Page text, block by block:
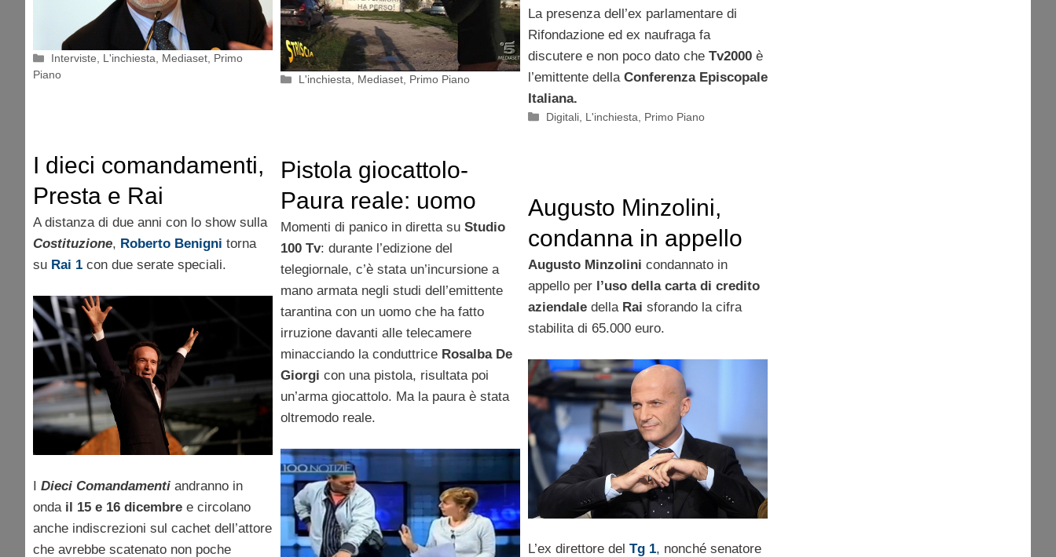
Categorie
Interviste L'inchiesta Mediaset Primo
Piano
Categorie
L'inchiesta Mediaset Primo Piano
La presenza dell’ex parlamentare di
Rifondazione ed ex naufraga fa
discutere e non poco dato cheTv2000 è
l’emittente della Conferenza Episcopale
Italiana.
Categorie
Digitali L'inchiesta Primo Piano
I dieci comandamenti,
Presta e Rai
smentiscono il cachet
da 4 milioni di euro di
A distanza di due anni con lo show sulla
Costituzione, Roberto Benigni torna
su Rai 1 con due serate speciali.
I Dieci Comandamenti andranno in
onda il 15 e 16 dicembre e circolano
anche indiscrezioni sul cachet dell’attore
che avrebbe scatenato non poche
Pistola giocattolo-
Paura reale: uomo
irrompe al tg in diretta
tv
Momenti di panico in diretta su Studio
100 Tv: durante l’edizione del
telegiornale, c’è stata un’incursione a
mano armata negli studi dell’emittente
tarantina con un uomo che ha fatto
irruzione davanti alle telecamere
minacciando la conduttrice Rosalba De
Giorgi con una pistola, risultata poi
un’arma giocattolo. Ma la paura è stata
oltremodo reale.
Augusto Minzolini,
condanna in appello
per carte di credito Rai
Augusto Minzolini condannato in
appello per l’uso della carta di credito
aziendaledella Rai sforando la cifra
stabilita di 65.000 euro.
L’ex direttore del Tg 1, nonché senatore